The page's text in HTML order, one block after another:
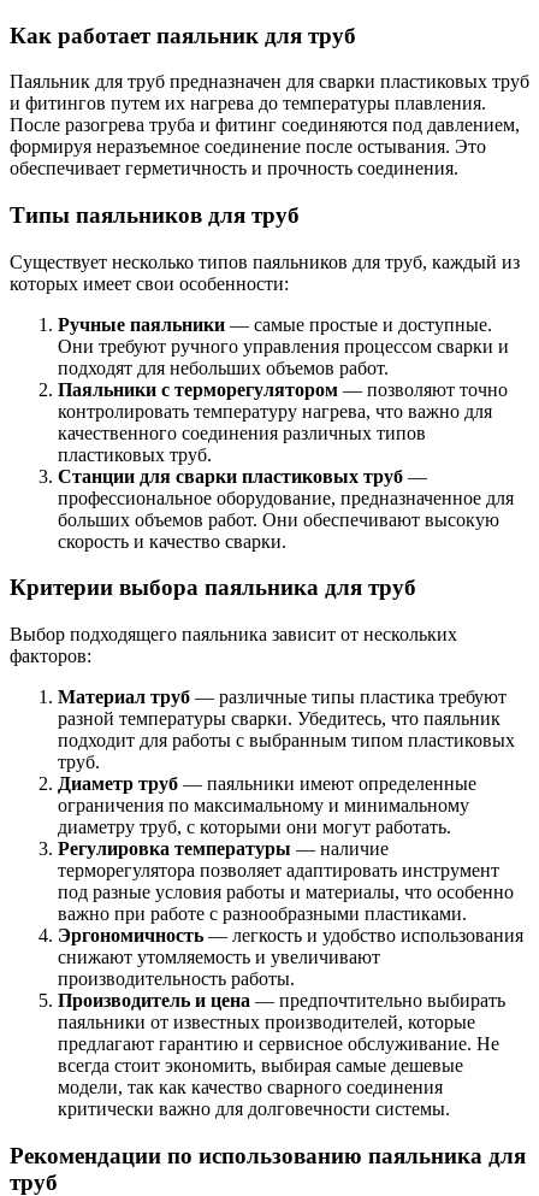
Как работает паяльник для труб
Паяльник для труб предназначен для сварки пластиковых труб
и фитингов путем их нагрева до температуры плавления.
После разогрева труба и фитинг соединяются под давлением,
формируя неразъемное соединение после остывания. Это
обеспечивает герметичность и прочность соединения.
Типы паяльников для труб
Существует несколько типов паяльников для труб, каждый из
которых имеет свои особенности:
Ручные паяльники — самые простые и доступные.
Они требуют ручного управления процессом сварки и
подходят для небольших объемов работ.
Паяльники с терморегулятором — позволяют точно
контролировать температуру нагрева, что важно для
качественного соединения различных типов
пластиковых труб.
Станции для сварки пластиковых труб —
профессиональное оборудование, предназначенное для
больших объемов работ. Они обеспечивают высокую
скорость и качество сварки.
Критерии выбора паяльника для труб
Выбор подходящего паяльника зависит от нескольких
факторов:
Материал труб — различные типы пластика требуют
разной температуры сварки. Убедитесь, что паяльник
подходит для работы с выбранным типом пластиковых
труб.
Диаметр труб — паяльники имеют определенные
ограничения по максимальному и минимальному
диаметру труб, с которыми они могут работать.
Регулировка температуры — наличие
терморегулятора позволяет адаптировать инструмент
под разные условия работы и материалы, что особенно
важно при работе с разнообразными пластиками.
Эргономичность — легкость и удобство использования
снижают утомляемость и увеличивают
производительность работы.
Производитель и цена — предпочтительно выбирать
паяльники от известных производителей, которые
предлагают гарантию и сервисное обслуживание. Не
всегда стоит экономить, выбирая самые дешевые
модели, так как качество сварного соединения
критически важно для долговечности системы.
Рекомендации по использованию паяльника для
труб